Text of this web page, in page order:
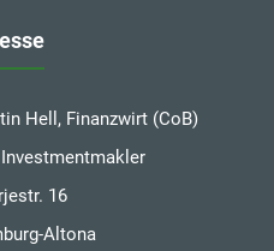
Hell, Finanzwirt (CoB)
16
Altona